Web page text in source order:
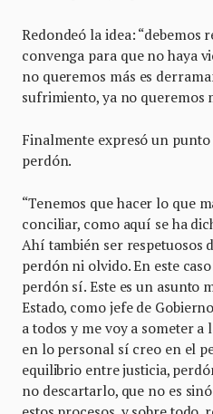
Redondeó la idea: “debemos
convenga para que no haya
no queremos más es
sufrimiento, ya no queremos
Finalmente expresó un
perdón.
“Tenemos que hacer lo que
conciliar, como aquí se ha
Ahí también ser respetuosos
perdón ni olvido. En este
perdón sí. Este es un asunto
Estado, como jefe de
a todos y me voy a someter
en lo personal sí creo en el
equilibrio entre justicia,
no descartarlo, que no es